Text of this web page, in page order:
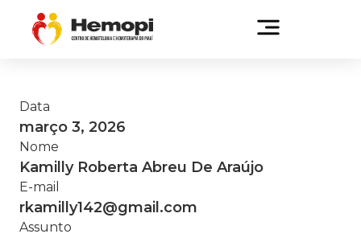
Data
março 3, 2026
Nome
Kamilly Roberta Abreu De Araújo
E-mail
rkamilly142@gmail.com
Assunto